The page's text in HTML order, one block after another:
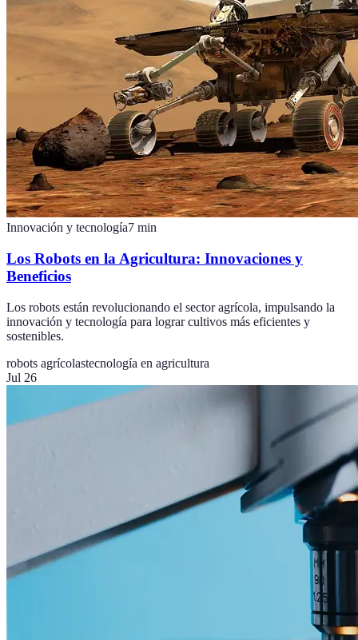
Innovación y tecnología7 min
Los Robots en la Agricultura: Innovaciones y
Beneficios
Los robots están revolucionando el sector agrícola, impulsando la
innovación y tecnología para lograr cultivos más eficientes y
sostenibles.
robots agrícolastecnología en agricultura
Jul 26